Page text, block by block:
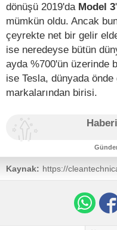
dönüşü 2019'da Model 3
mümkün oldu. Ancak
çeyrekte net bir gelir
ise neredeyse bütün
ayda %700'ün üzerinde
ise Tesla, dünyada önde
markalarından birisi.
Kaynak: https://
tesla-the-last-of-